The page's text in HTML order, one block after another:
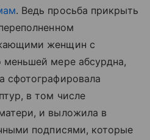
. Ведь просьба прикрыть
женщин с
меньшей мере абсурдна,
сфотографировала
в том числе
и выложила в
подписями, которые